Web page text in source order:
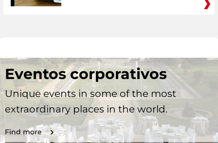
Eventos corporativos
Unique events in some of the most
extraordinary places in the world.
Find more